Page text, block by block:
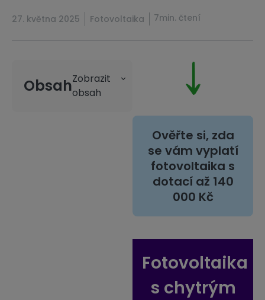
27. května 2025 Fotovoltaika 7min. čtení
Ověřte si, zda
se vám vyplatí
fotovoltaika s
dotací až 140
000 Kč
Fotovoltaika
s chytrým
Obsah